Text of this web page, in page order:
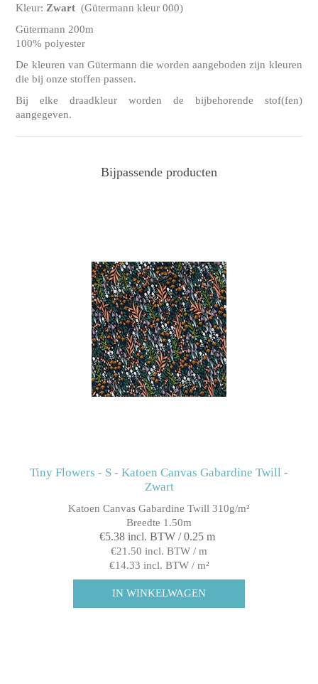
Kleur: Zwart (Gütermann kleur 000)
Gütermann 200m
100% polyester
De kleuren van Gütermann die worden aangeboden zijn kleuren
die bij onze stoffen passen.
Bij elke draadkleur worden de bijbehorende stof(fen)
aangegeven.
Bijpassende producten
Tiny Flowers - S - Katoen Canvas Gabardine Twill -
Zwart
Katoen Canvas Gabardine Twill 310g/m²
Breedte 1.50m
€5.38 incl. BTW / 0.25 m
€21.50 incl. BTW / m
€14.33 incl. BTW / m²